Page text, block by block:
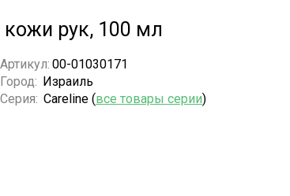
кожи рук, 100 мл
Артикул: 00-01030171
Город: Израиль
Серия: Careline (все товары серии)